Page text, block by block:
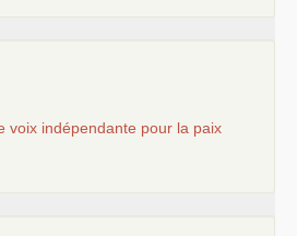
voix indépendante pour la paix